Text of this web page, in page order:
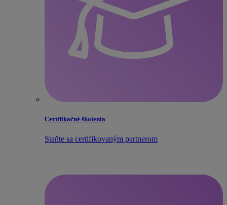
Certifikačné školenia
Staňte sa certifikovaným partnerom